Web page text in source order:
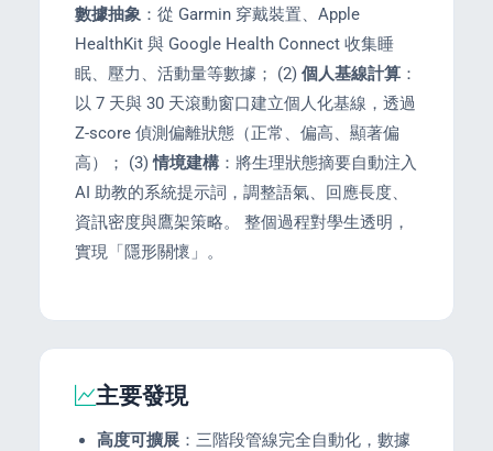
數據抽象 ：從 Garmin 穿戴裝置、Apple
HealthKit 與 Google Health Connect 收集睡
眠、壓力、活動量等數據； (2) 個人基線計算 ：
以 7 天與 30 天滾動窗口建立個人化基線，透過
Z-score 偵測偏離狀態（正常、偏高、顯著偏
高）； (3)情境建構 ：將生理狀態摘要自動注入
AI 助教的系統提示詞，調整語氣、回應長度、
資訊密度與鷹架策略。 整個過程對學生透明，
實現「隱形關懷」。
主要發現
高度可擴展 ：三階段管線完全自動化，數據